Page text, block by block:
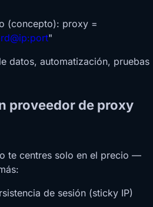
(concepto): proxy =
"
datos, automatización, pruebas
proveedor de proxy
te centres solo en el precio —
de sesión (sticky IP)